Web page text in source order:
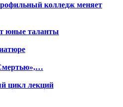
колледж меняет
юные таланты
цикл лекций